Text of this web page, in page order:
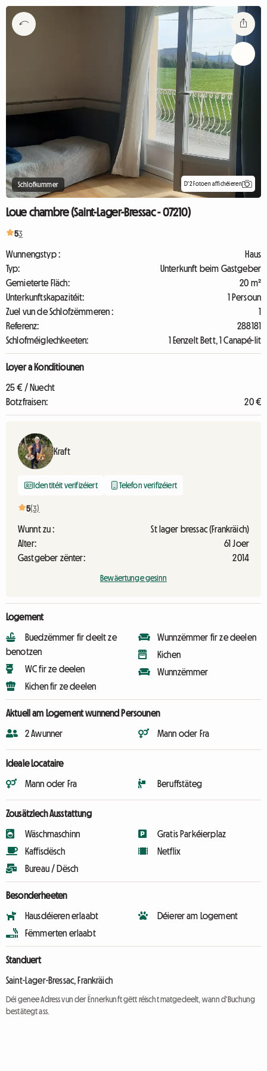
Schlofkummer D'2 Fotoen affichéieren
Loue chambre (Saint-Lager-Bressac - 07210)
53
Wunnengstyp :
Haus
Typ:
Unterkunft beim Gastgeber
Gemieterte Fläch:
20 m²
Unterkunftskapazitéit:
1 Persoun
Zuel vun de Schlofzëmmeren :
1
Referenz:
288181
Schlofméiglechkeeten:
1 Eenzelt Bett, 1 Canapé-lit
Loyer a Konditiounen
25 € / Nuecht
Botzfraisen:
20 €
Kraft
Identitéit verifizéiert Telefon verifizéiert
5(3)
Wunnt zu :
St lager bressac (Frankräich)
Alter:
61 Joer
Gastgeber zënter:
2014
Bewäertunge gesinn
Logement
Buedzëmmer fir deelt ze
benotzen
WC fir ze deelen
Kichen fir ze deelen
Wunnzëmmer fir ze deelen
Kichen
Wunnzëmmer
Aktuell am Logement wunnend Persounen
2 Awunner Mann oder Fra
Ideale Locataire
Mann oder Fra Beruffstäteg
Zousätzlech Ausstattung
Wäschmaschinn
Kaffisdësch
Bureau / Dësch
Gratis Parkéierplaz
Netflix
Besonderheeten
Hausdéieren erlaabt
Fëmmerten erlaabt
Déierer am Logement
Standuert
Saint-Lager-Bressac, Frankräich
Déi genee Adress vun der Ënnerkunft gëtt réischt matgedeelt, wann d'Buchung
bestätegt ass.